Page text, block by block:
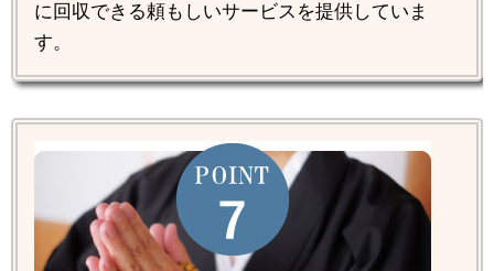
に回収できる頼もしいサービスを提供していま
す。